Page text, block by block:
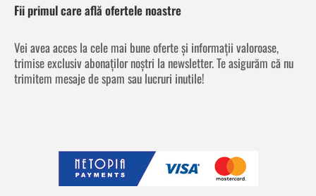
Fii primul care află ofertele noastre
Vei avea acces la cele mai bune oferte și informații valoroase,
trimise exclusiv abonaților noștri la newsletter. Te asigurăm că nu
trimitem mesaje de spam sau lucruri inutile!